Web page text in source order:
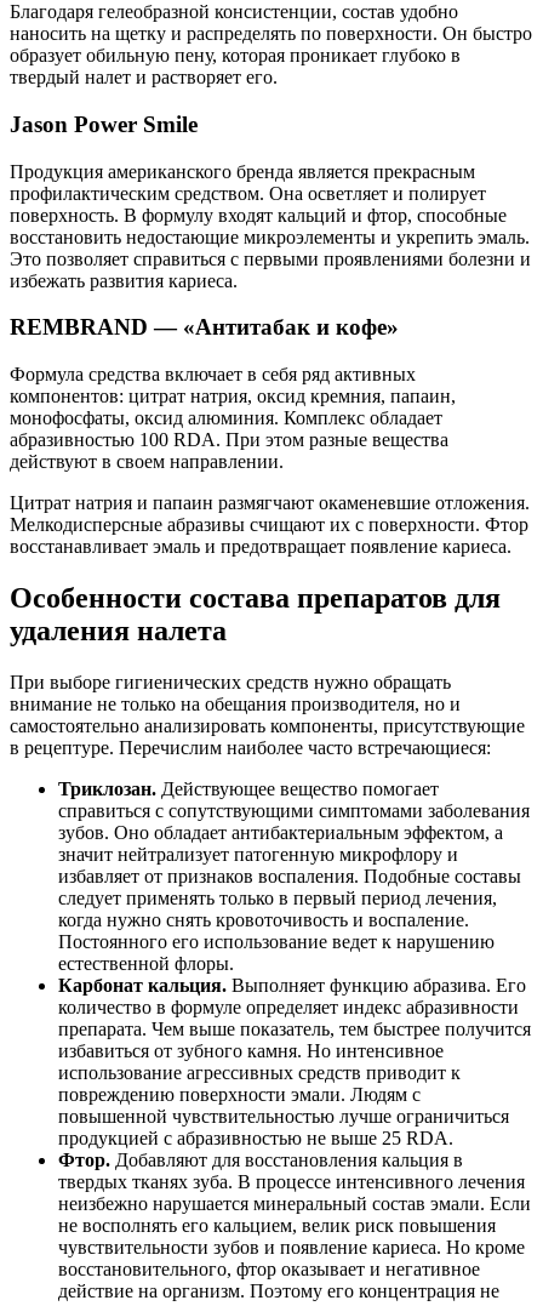
Благодаря гелеобразной консистенции, состав удобно
наносить на щетку и распределять по поверхности. Он быстро
образует обильную пену, которая проникает глубоко в
твердый налет и растворяет его.
Jason Power Smile
Продукция американского бренда является прекрасным
профилактическим средством. Она осветляет и полирует
поверхность. В формулу входят кальций и фтор, способные
восстановить недостающие микроэлементы и укрепить эмаль.
Это позволяет справиться с первыми проявлениями болезни и
избежать развития кариеса.
REMBRAND — «Антитабак и кофе»
Формула средства включает в себя ряд активных
компонентов: цитрат натрия, оксид кремния, папаин,
монофосфаты, оксид алюминия. Комплекс обладает
абразивностью 100 RDA. При этом разные вещества
действуют в своем направлении.
Цитрат натрия и папаин размягчают окаменевшие отложения.
Мелкодисперсные абразивы счищают их с поверхности. Фтор
восстанавливает эмаль и предотвращает появление кариеса.
Особенности состава препаратов для
удаления налета
При выборе гигиенических средств нужно обращать
внимание не только на обещания производителя, но и
самостоятельно анализировать компоненты, присутствующие
в рецептуре. Перечислим наиболее часто встречающиеся:
Триклозан. Действующее вещество помогает
справиться с сопутствующими симптомами заболевания
зубов. Оно обладает антибактериальным эффектом, а
значит нейтрализует патогенную микрофлору и
избавляет от признаков воспаления. Подобные составы
следует применять только в первый период лечения,
когда нужно снять кровоточивость и воспаление.
Постоянного его использование ведет к нарушению
естественной флоры.
Карбонат кальция. Выполняет функцию абразива. Его
количество в формуле определяет индекс абразивности
препарата. Чем выше показатель, тем быстрее получится
избавиться от зубного камня. Но интенсивное
использование агрессивных средств приводит к
повреждению поверхности эмали. Людям с
повышенной чувствительностью лучше ограничиться
продукцией с абразивностью не выше 25 RDA.
Фтор. Добавляют для восстановления кальция в
твердых тканях зуба. В процессе интенсивного лечения
неизбежно нарушается минеральный состав эмали. Если
не восполнять его кальцием, велик риск повышения
чувствительности зубов и появление кариеса. Но кроме
восстановительного, фтор оказывает и негативное
действие на организм. Поэтому его концентрация не